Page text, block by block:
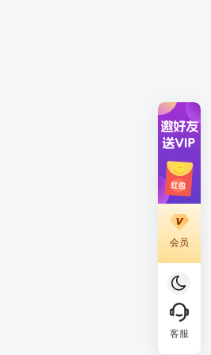
会员
客服